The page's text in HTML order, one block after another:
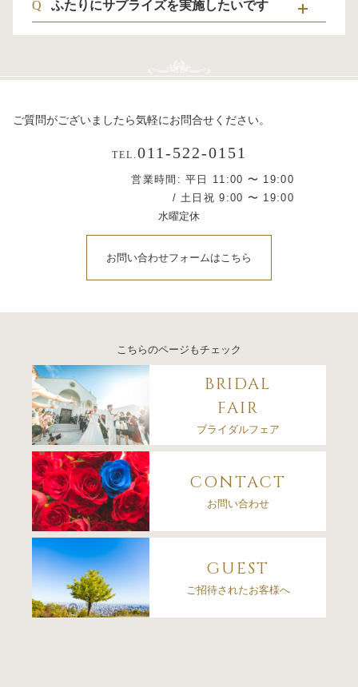
Q ふたりにサプライズを実施したいです
ご質問がございましたら気軽にお問合せください。
TEL. 011-522-0151
営業時間: 平日 11:00 〜 19:00
/ 土日祝 9:00 〜 19:00
水曜定休
お問い合わせフォームはこちら
こちらのページもチェック
BRIDAL
FAIR
ブライダルフェア
CONTACT
お問い合わせ
GUEST
ご招待されたお客様へ